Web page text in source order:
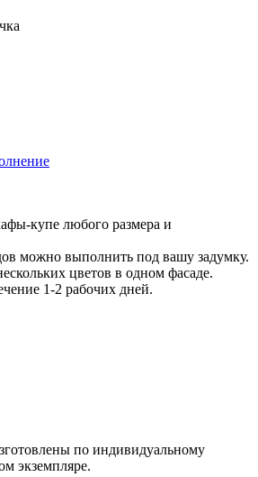
купе любого размера и
можно выполнить под вашу задумку.
цветов в одном фасаде.
1-2 рабочих дней.
по индивидуальному
экземпляре.